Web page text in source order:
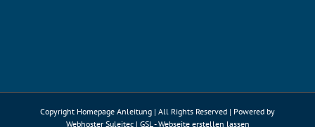
Copyright Homepage Anleitung | All Rights Reserved | Powered by
Webhoster Suleitec| GSL - Webseite erstellen lassen